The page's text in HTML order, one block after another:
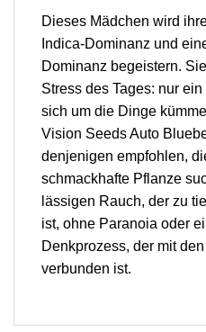
Dieses Mädchen wird
Indica-Dominanz und
Dominanz begeistern.
Stress des Tages: nur
sich um die Dinge
Vision Seeds Auto
denjenigen empfohlen,
schmackhafte Pflanze
lässigen Rauch, der zu
ist, ohne Paranoia oder
Denkprozess, der mit
verbunden ist.